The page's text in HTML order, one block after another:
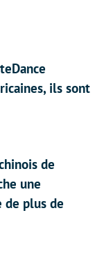
ils sont
de
une
de plus de